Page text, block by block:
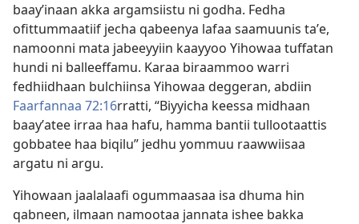
baayʼinaan akka argamsiistu ni godha. Fedha
ofittummaatiif jecha qabeenya lafaa saamuunis taʼe,
namoonni mata jabeeyyiin kaayyoo Yihowaa tuffatan
hundi ni balleeffamu. Karaa biraammoo warri
fedhiidhaan bulchiinsa Yihowaa deggeran, abdiin
Faarfannaa 72:16⁠rratti, “Biyyicha keessa midhaan
baayʼatee irraa haa hafu, hamma bantii tullootaattis
gobbatee haa biqilu” jedhu yommuu raawwiisaa
argatu ni argu.
Yihowaan jaalalaafi ogummaasaa isa dhuma hin
qabneen, ilmaan namootaa jannata ishee bakka